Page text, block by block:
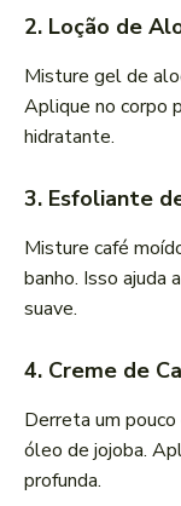
2. Loção de
Misture gel de
Aplique no corpo
hidratante.
3. Esfoliante
Misture café
banho. Isso ajuda
suave.
4. Creme de
Derreta um
óleo de jojoba.
profunda.